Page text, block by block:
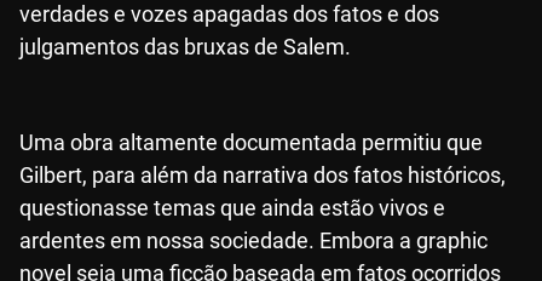
verdades e vozes apagadas dos fatos e dos
julgamentos das bruxas de Salem.
Uma obra altamente documentada permitiu que
Gilbert, para além da narrativa dos fatos históricos,
questionasse temas que ainda estão vivos e
ardentes em nossa sociedade. Embora a graphic
novel seja uma ficção baseada em fatos ocorridos